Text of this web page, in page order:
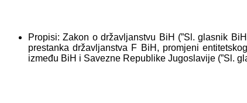
Propisi: Zakon o državljanstvu BiH (”Sl. glasnik
prestanka državljanstva F BiH, promjeni
između BiH i Savezne Republike Jugoslavije (”Sl.